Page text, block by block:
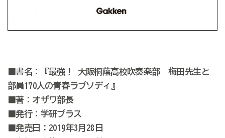
■書名：『最強！ 大阪桐蔭高校吹奏楽部 梅田先生と
部員170人の青春ラプソディ』
■著：オザワ部長
■発行：学研プラス
■発売日：2019年3月28日